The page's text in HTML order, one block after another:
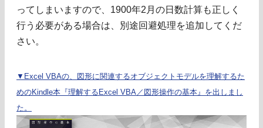
ってしまいますので、1900年2月の日数計算も正しく
行う必要がある場合は、別途回避処理を追加してくだ
さい。
▼Excel VBAの、図形に関連するオブジェクトモデルを理解するた
めのKindle本『理解するExcel VBA／図形操作の基本』を出しまし
た。